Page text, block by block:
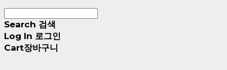
Search 검색
Log In 로그인
Cart장바구니